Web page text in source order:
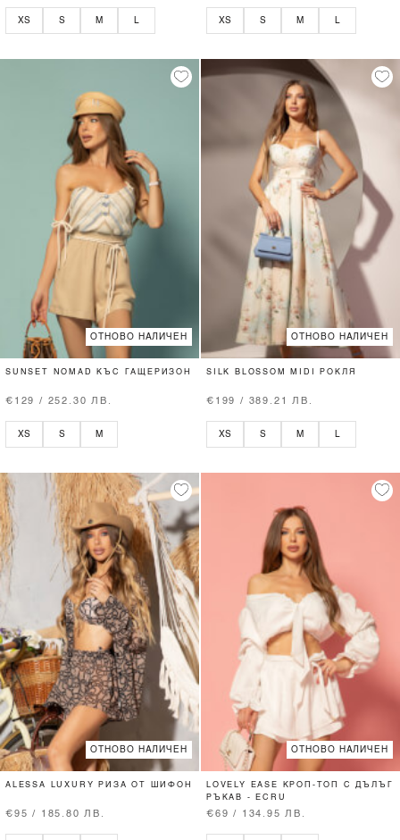
XS S M L XS S M L
ОТНОВО НАЛИЧЕН
SUNSET NOMAD КЪС ГАЩЕРИЗОН
€129 / 252.30 ЛВ.
XS S M
ОТНОВО НАЛИЧЕН
SILK BLOSSOM MIDI РОКЛЯ
€199 / 389.21 ЛВ.
XS S M
ОТНОВО НАЛИЧЕН
ALESSA LUXURY РИЗА ОТ ШИФОН
€95 / 185.80 ЛВ.
ОТНОВО НАЛИЧЕН
LOVELY EASE КРОП-ТОП С ДЪЛЪГ
РЪКАВ - ECRU
€69 / 134.95 ЛВ.